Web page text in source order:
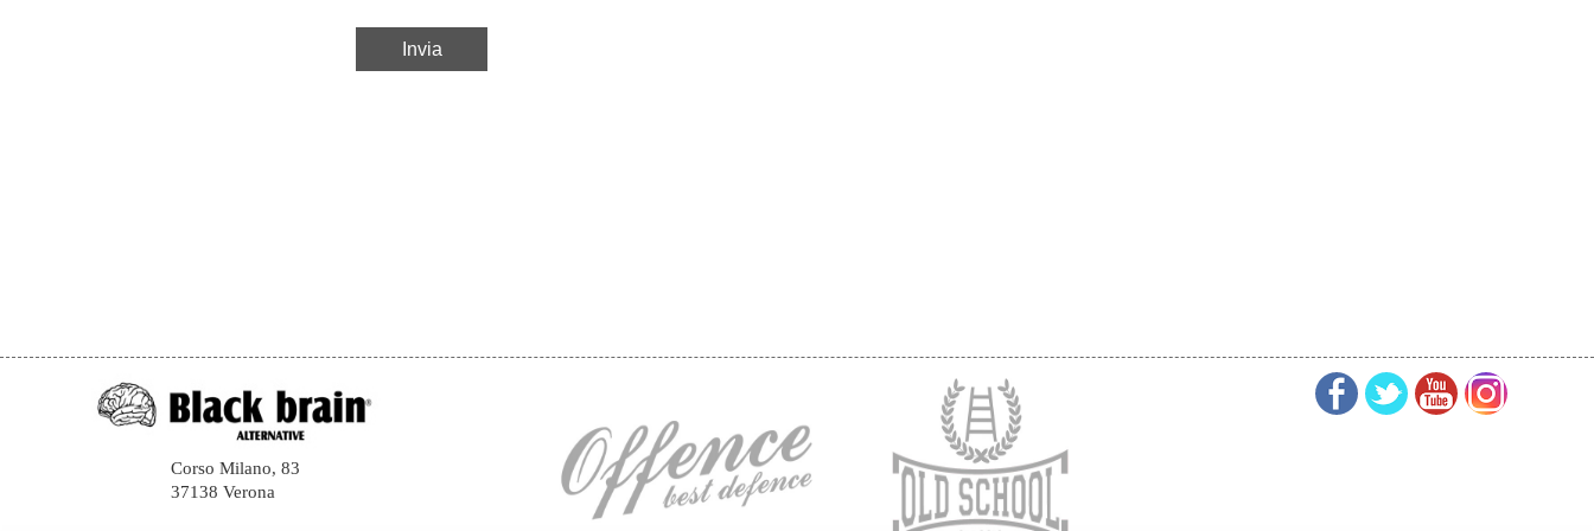
Corso Milano, 83
37138 Verona